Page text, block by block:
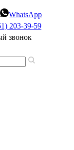
WhatsApp
203-39-59
звонок